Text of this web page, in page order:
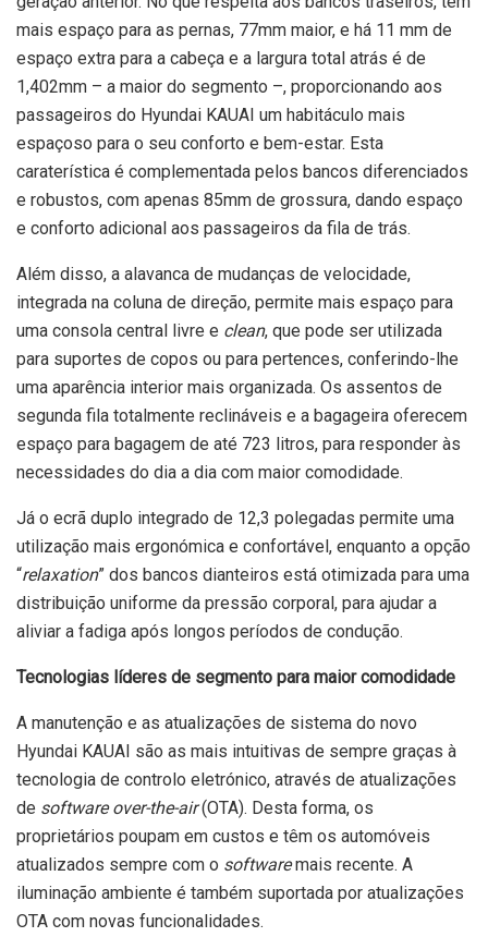
mais espaço para as pernas, 77mm maior, e há 11 mm de
espaço extra para a cabeça e a largura total atrás é de
1,402mm – a maior do segmento –, proporcionando aos
passageiros do Hyundai KAUAI um habitáculo mais
espaçoso para o seu conforto e bem-estar. Esta
caraterística é complementada pelos bancos diferenciados
e robustos, com apenas 85mm de grossura, dando espaço
e conforto adicional aos passageiros da fila de trás.
Além disso, a alavanca de mudanças de velocidade,
integrada na coluna de direção, permite mais espaço para
uma consola central livre e clean, que pode ser utilizada
para suportes de copos ou para pertences, conferindo-lhe
uma aparência interior mais organizada. Os assentos de
segunda fila totalmente reclináveis e a bagageira oferecem
espaço para bagagem de até 723 litros, para responder às
necessidades do dia a dia com maior comodidade.
Já o ecrã duplo integrado de 12,3 polegadas permite uma
utilização mais ergonómica e confortável, enquanto a opção
“relaxation” dos bancos dianteiros está otimizada para uma
distribuição uniforme da pressão corporal, para ajudar a
aliviar a fadiga após longos períodos de condução.
Tecnologias líderes de segmento para maior comodidade
A manutenção e as atualizações de sistema do novo
Hyundai KAUAI são as mais intuitivas de sempre graças à
tecnologia de controlo eletrónico, através de atualizações
de software over-the-air(OTA). Desta forma, os
proprietários poupam em custos e têm os automóveis
atualizados sempre com o softwaremais recente. A
iluminação ambiente é também suportada por atualizações
OTA com novas funcionalidades.